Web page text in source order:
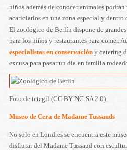
niños además de conocer animales
acariciarlos en una zona especial y dentro
El zoológico de Berlín dispone de
para los niños y restaurantes para comer.
especialistas en conservación y catering
excusa para pasar un día en familia
Foto de tetegil (CC BY-NC-SA 2.0)
Museo de Cera de Madame Tussauds
No solo en Londres se encuentra este
disfrutar del Madame Tussaud con